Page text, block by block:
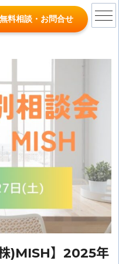
無料相談・お問合せ
株)MISH】2025年